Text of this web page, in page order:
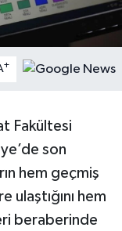
+
Fakültesi
son
hem geçmiş
ulaştığını hem
beraberinde